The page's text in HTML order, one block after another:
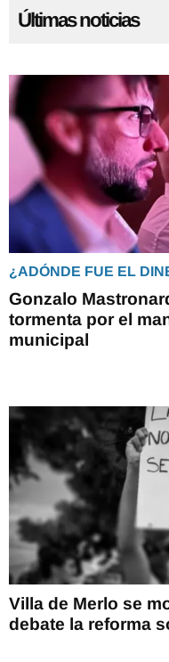
Últimas noticias
¿ADÓNDE FUE EL
Gonzalo
tormenta por el
municipal
Villa de Merlo se
debate la reforma